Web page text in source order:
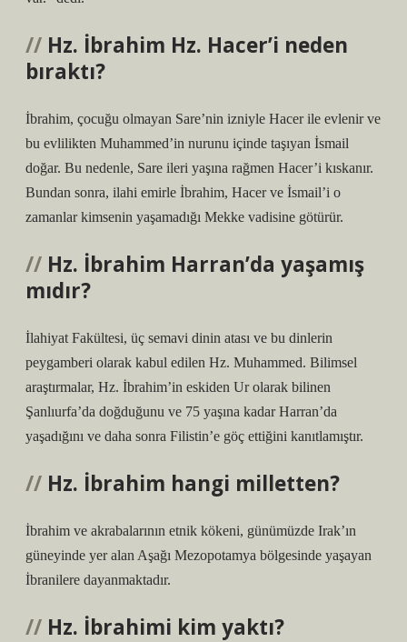
Hz. İbrahim Hz. Hacer’i neden
bıraktı?
İbrahim, çocuğu olmayan Sare’nin izniyle Hacer ile evlenir ve
bu evlilikten Muhammed’in nurunu içinde taşıyan İsmail
doğar. Bu nedenle, Sare ileri yaşına rağmen Hacer’i kıskanır.
Bundan sonra, ilahi emirle İbrahim, Hacer ve İsmail’i o
zamanlar kimsenin yaşamadığı Mekke vadisine götürür.
Hz. İbrahim Harran’da yaşamış
mıdır?
İlahiyat Fakültesi, üç semavi dinin atası ve bu dinlerin
peygamberi olarak kabul edilen Hz. Muhammed. Bilimsel
araştırmalar, Hz. İbrahim’in eskiden Ur olarak bilinen
Şanlıurfa’da doğduğunu ve 75 yaşına kadar Harran’da
yaşadığını ve daha sonra Filistin’e göç ettiğini kanıtlamıştır.
Hz. İbrahim hangi milletten?
İbrahim ve akrabalarının etnik kökeni, günümüzde Irak’ın
güneyinde yer alan Aşağı Mezopotamya bölgesinde yaşayan
İbranilere dayanmaktadır.
Hz. İbrahimi kim yaktı?